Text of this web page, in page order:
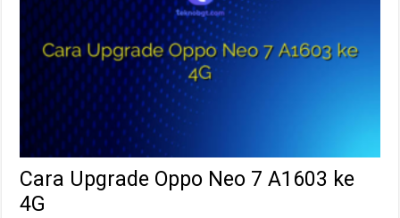
Cara Upgrade Oppo Neo 7 A1603 ke
4G